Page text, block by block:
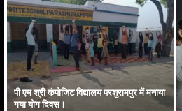
पी एम श्री कंपोजिट विद्यालय परशुरामपुर में मनाया
गया योग दिवस।